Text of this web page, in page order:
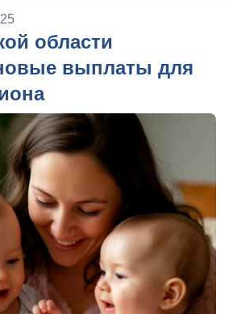
области
выплаты для